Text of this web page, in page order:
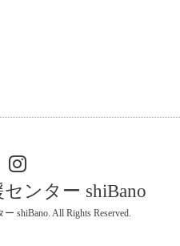
ンター shiBano
shiBano. All Rights Reserved.